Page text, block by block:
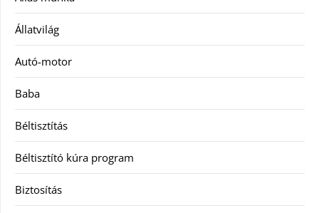
Állatvilág
Autó-motor
Baba
Béltisztítás
Béltisztító kúra program
Biztosítás